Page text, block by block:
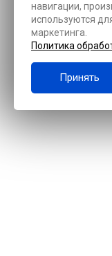
навигации,
используются
маркетинга.
Политика
Принять